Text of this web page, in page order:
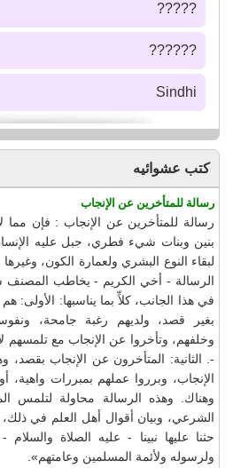
?????
??????
Sindhi
كتب عشوائيه
رسالة للمتأخرين عن الإنجاب
رسالة للمتأخرين عن الإنجاب : فإن
بنين وبنات شيء فطري، جبل عليه
لبقاء النوع البشري ولعمارة الكون،
الرسالة - أخي الكريم - يخاطب المصنف
في هذا الجانب، كلاِّ بما يناسبها: الأولى:
بغير قصد، ولديهم رغبة جامحة،
وخلفهم، وتأخروا عن الإنجاب مع تلمسهم
-. الثانية: المتأخرون عن الإنجاب بقصد،
الإنجاب، وبرروا عملهم بمبررات واهية،
وهناك. وهذه الرسالة محاولة لتلمس
الشرعي، وبيان أقوال أهل العلم في
حثنا عليها نبينا - عليه الصلاة
ولرسوله ولأئمة المسلمين وعامتهم».